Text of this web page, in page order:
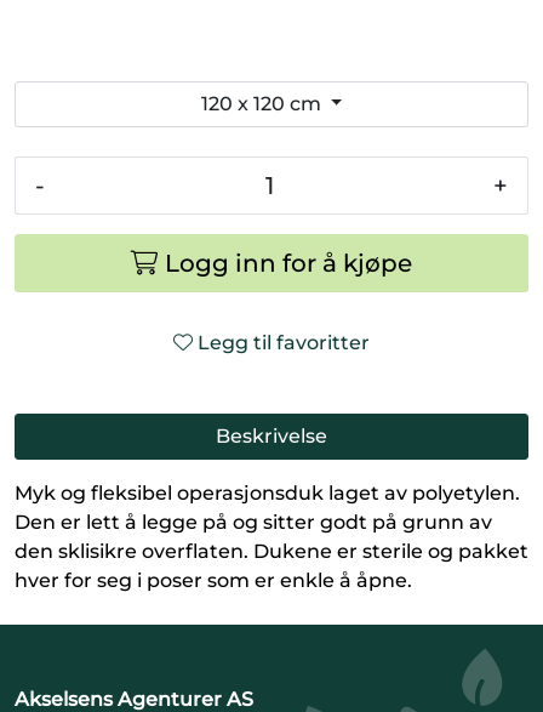
120 x 120 cm
- +
Logg inn for å kjøpe
Legg til favoritter
Beskrivelse
Myk og fleksibel operasjonsduk laget av polyetylen.
Den er lett å legge på og sitter godt på grunn av
den sklisikre overflaten. Dukene er sterile og pakket
hver for seg i poser som er enkle å åpne.
Akselsens Agenturer AS